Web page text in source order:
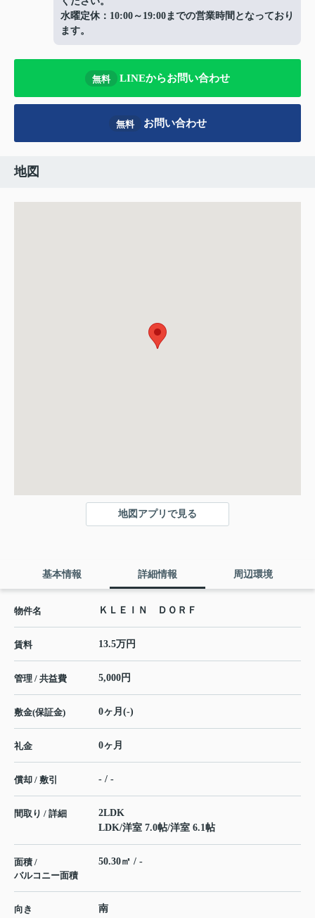
水曜定休：10:00～19:00までの営業時間となっており
ます。
無料 LINEからお問い合わせ
無料 お問い合わせ
地図
地図アプリで見る
基本情報 詳細情報 周辺環境
物件名 ＫＬＥＩＮ ＤＯＲＦ
賃料 13.5万円
管理 / 共益費 5,000円
敷金(保証金) 0ヶ月(-)
礼金 0ヶ月
償却 / 敷引 - / -
間取り / 詳細
2LDK
LDK/洋室 7.0帖/洋室 6.1帖
面積 /
バルコニー面積
50.30㎡ / -
向き 南